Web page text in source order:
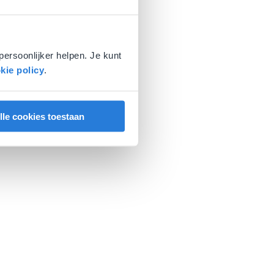
helpen. Je kunt
policy.
cookies toestaan